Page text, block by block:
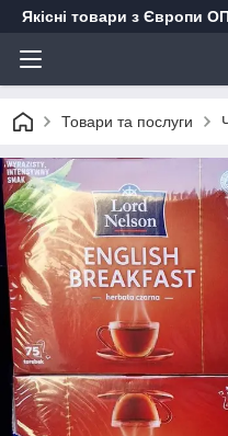
Якісні товари з Європи
Товари та послуги